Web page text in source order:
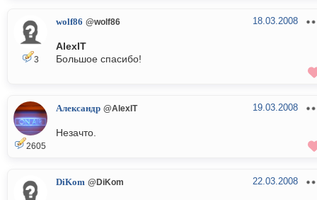
3
wolf86 @wolf86 18.03.2008
AlexIT
Большое спасибо!
2605
Александр @AlexIT 19.03.2008
Незачто.
DiKom @DiKom 22.03.2008